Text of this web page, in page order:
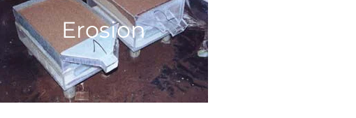
Erosion